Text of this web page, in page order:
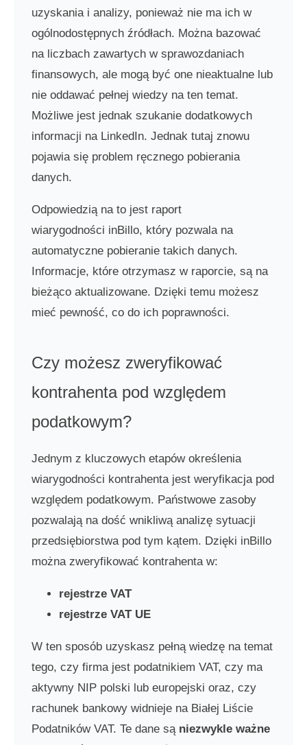
uzyskania i analizy, ponieważ nie ma ich w
ogólnodostępnych źródłach. Można bazować
na liczbach zawartych w sprawozdaniach
finansowych, ale mogą być one nieaktualne lub
nie oddawać pełnej wiedzy na ten temat.
Możliwe jest jednak szukanie dodatkowych
informacji na LinkedIn. Jednak tutaj znowu
pojawia się problem ręcznego pobierania
danych.
Odpowiedzią na to jest raport
wiarygodności inBillo, który pozwala na
automatyczne pobieranie takich danych.
Informacje, które otrzymasz w raporcie, są na
bieżąco aktualizowane. Dzięki temu możesz
mieć pewność, co do ich poprawności.
Czy możesz zweryfikować
kontrahenta pod względem
podatkowym?
Jednym z kluczowych etapów określenia
wiarygodności kontrahenta jest weryfikacja pod
względem podatkowym. Państwowe zasoby
pozwalają na dość wnikliwą analizę sytuacji
przedsiębiorstwa pod tym kątem. Dzięki inBillo
można zweryfikować kontrahenta w:
rejestrze VAT
rejestrze VAT UE
W ten sposób uzyskasz pełną wiedzę na temat
tego, czy firma jest podatnikiem VAT, czy ma
aktywny NIP polski lub europejski oraz, czy
rachunek bankowy widnieje na Białej Liście
Podatników VAT. Te dane są niezwykle ważne